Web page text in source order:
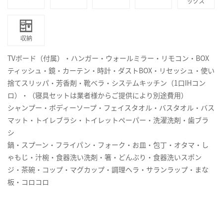
収納
TVボード（付属）・ハンガー・ウォールミラー・リモコン・BOX
ティッシュ・鏡・カーテン・時計・ダストBOX・リセッシュ・使い
捨てスリッパ・芳香剤・靴ベラ・システムキッチン（1口IHコン
ロ）・（寝具セットは業者様からご提供により別途費用）
シャンプー・ボディーソープ・フェイスタオル・バスタオル・バス
マット・トイレブラシ・トイレットペーパー・洗濯洗剤・歯ブラ
シ
鍋・スプーン・フライパン・フォーク・お皿・包丁・オタマ・し
ゃもじ・汁椀・食器洗い洗剤・箸・どんぶり・食器洗いスポン
ジ・茶碗・コップ・マグカップ・調理ヘラ・サランラップ・まな
板・コロコロ